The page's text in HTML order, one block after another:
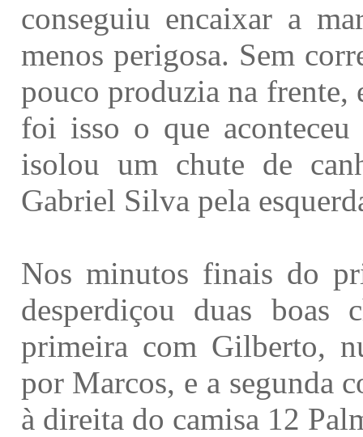
conseguiu encaixar a
menos perigosa. Sem
pouco produzia na
foi isso o que
isolou um chute de
Gabriel Silva pela
Nos minutos finais do
desperdiçou duas boas
primeira com Gilberto,
por Marcos, e a segunda
à direita do camisa 12